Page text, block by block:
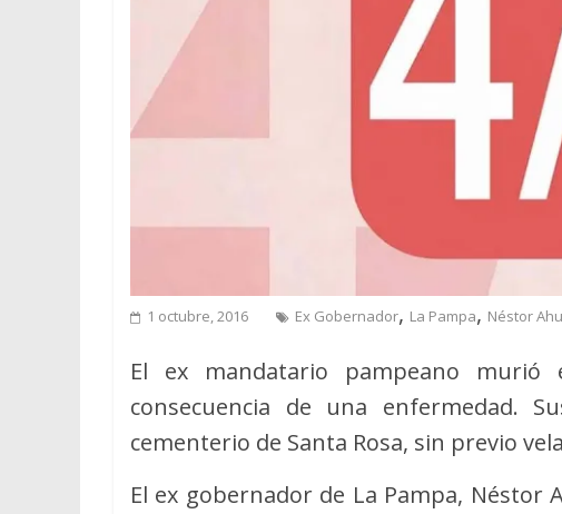
1 octubre, 2016 Ex Gobernador, La Pampa, Néstor
El ex mandatario pampeano
consecuencia de una enfermedad.
cementerio de Santa Rosa, sin previo
El ex gobernador de La Pampa, Néstor